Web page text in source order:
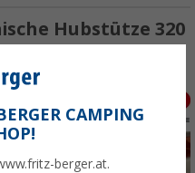
Hubstütze 320
CAMPING
berger.at.